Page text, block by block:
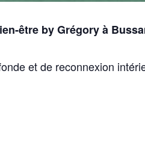
être by Grégory à
et de reconnexion